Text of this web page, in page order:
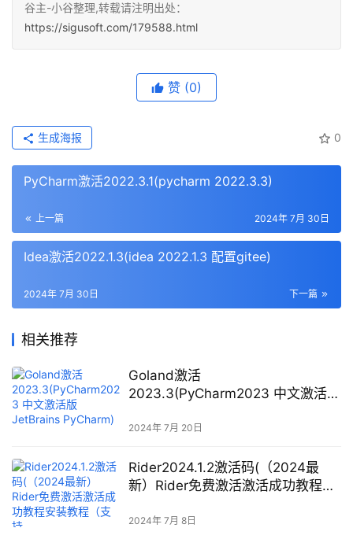
谷主-小谷整理,转载请注明出处：
https://sigusoft.com/179588.html
赞 (0)
0
生成海报
PyCharm激活2022.3.1(pycharm 2022.3.3)
上一篇 2024年 7月 30日
Idea激活2022.1.3(idea 2022.1.3 配置gitee)
下一篇
2024年 7月 30日
相关推荐
Goland激活
2023.3(PyCharm2023 中文激活版
2024年 7月 20日
Rider2024.1.2激活码(（2024最
新）Rider免费激活激活成功教程安
window+mac+linux）-亲测激活至
2024年 7月 8日